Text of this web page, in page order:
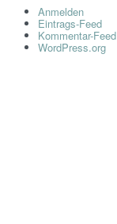
Anmelden
Eintrags-Feed
Kommentar-Feed
WordPress.org